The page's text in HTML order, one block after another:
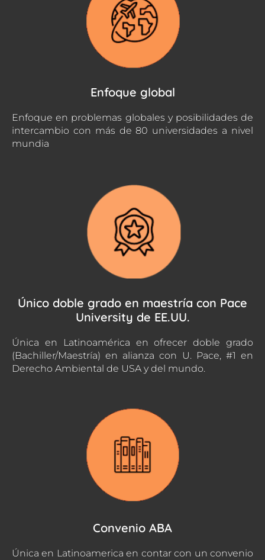
Enfoque global
Enfoque en problemas globales y posibilidades de
intercambio con más de 80 universidades a nivel
mundia
Único doble grado en maestría con Pace
University de EE.UU.
Única en Latinoamérica en ofrecer doble grado
(Bachiller/Maestría) en alianza con U. Pace, #1 en
Derecho Ambiental de USA y del mundo.
Convenio ABA
Única en Latinoamerica en contar con un convenio